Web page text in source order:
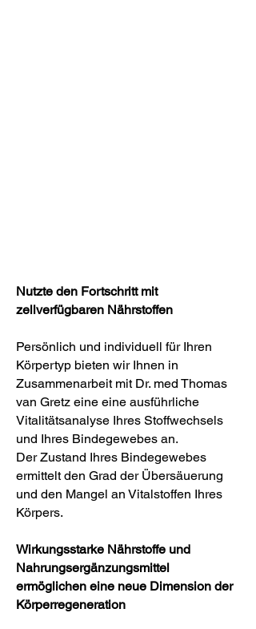
Nutzte den Fortschritt mit
zellverfügbaren Nährstoffen
Persönlich und individuell für Ihren
Körpertyp bieten wir Ihnen in
Zusammenarbeit mit Dr. med Thomas
van Gretz eine eine ausführliche
Vitalitätsanalyse Ihres Stoffwechsels
und Ihres Bindegewebes an.
Der Zustand Ihres Bindegewebes
ermittelt den Grad der Übersäuerung
und den Mangel an Vitalstoffen Ihres
Körpers.
Wirkungsstarke Nährstoffe und
Nahrungsergänzungsmittel
ermöglichen eine neue Dimension der
Körperregeneration